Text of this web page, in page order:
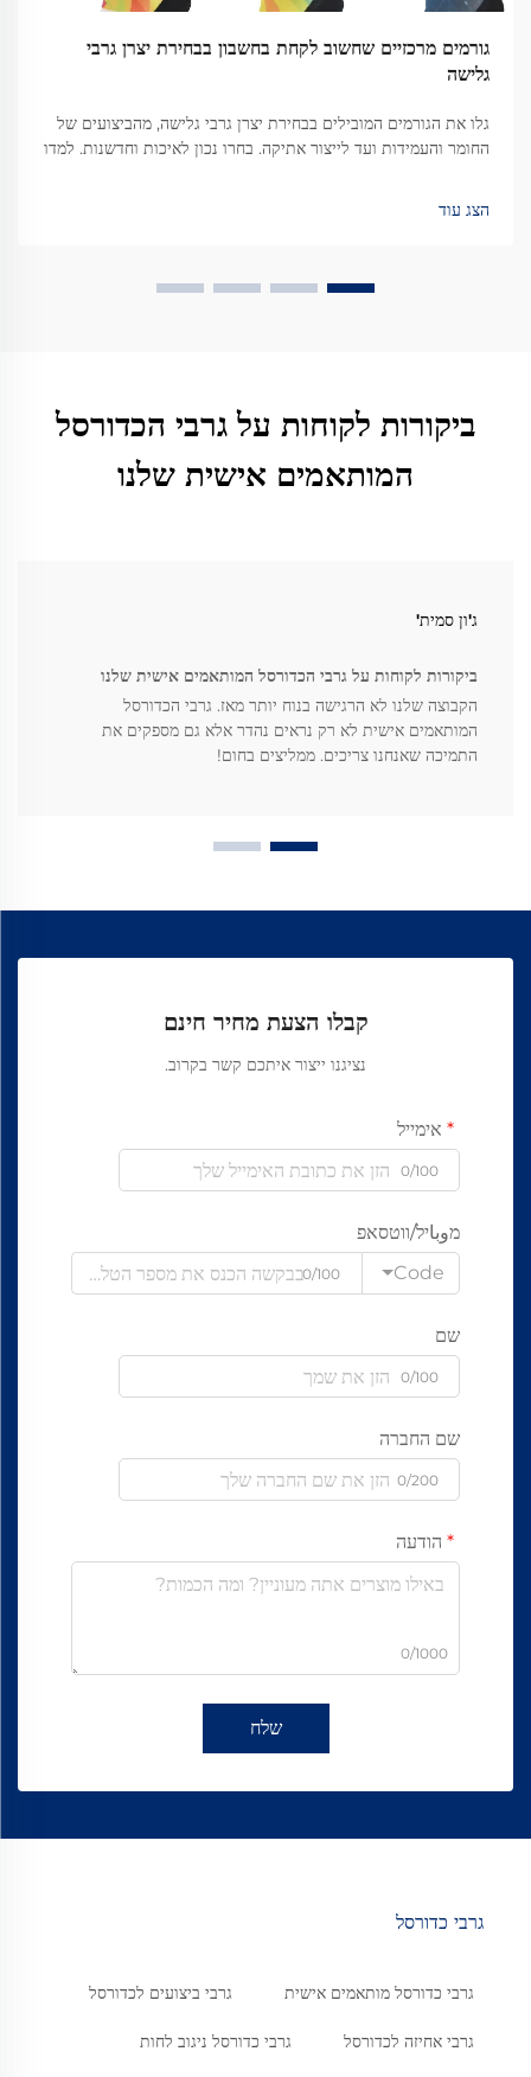
גורמים מרכזיים שחשוב לקחת בחשבון בבחירת יצרן גרבי
גלישה
גלו את הגורמים המובילים בבחירת יצרן גרבי גלישה, מהביצועים של
החומר והעמידות ועד לייצור אתיקה. בחרו נכון לאיכות וחדשנות. למדו
הצג עוד
ביקורות לקוחות על גרבי הכדורסל
המותאמים אישית שלנו
ג'ון סמית'
ביקורות לקוחות על גרבי הכדורסל המותאמים אישית שלנו
הקבוצה שלנו לא הרגישה בנוח יותר מאז. גרבי הכדורסל
המותאמים אישית לא רק נראים נהדר אלא גם מספקים את
התמיכה שאנחנו צריכים. ממליצים בחום!
קבלו הצעת מחיר חינם
נציגנו ייצור איתכם קשר בקרוב.
אימייל
0/100
מوباיל/ווטסאפ
Code
0/100
שם
0/100
שם החברה
0/200
הודעה
0/1000
שלח
גרבי כדורסל
גרבי כדורסל מותאמים אישית גרבי ביצועים לכדורסל
גרבי אחיזה לכדורסל גרבי כדורסל ניגוב לחות